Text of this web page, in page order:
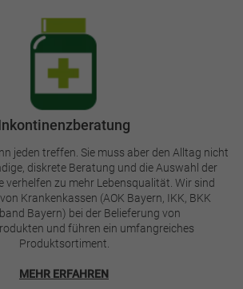
jeden treffen. Sie muss aber den Alltag nicht
diskrete Beratung und die Auswahl der
verhelfen zu mehr Lebensqualität. Wir sind
Krankenkassen (AOK Bayern, IKK, BKK
Bayern) bei der Belieferung von
und führen ein umfangreiches
Produktsortiment.
MEHR ERFAHREN